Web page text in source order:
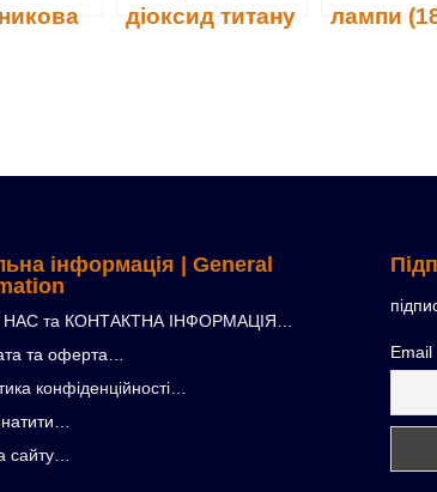
діоксид титану
лампи
інформація | General
та КОНТАКТНА ІНФОРМАЦІЯ…
та оферта…
конфіденційності…
сайту…
Email